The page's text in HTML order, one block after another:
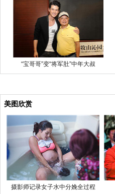
“宝哥哥”变“将军肚”中年大叔
美图欣赏
摄影师记录女子水中分娩全过程